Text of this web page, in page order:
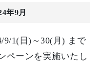
年9月
9/1(日)～30(月) まで
ペーンを実施いたし